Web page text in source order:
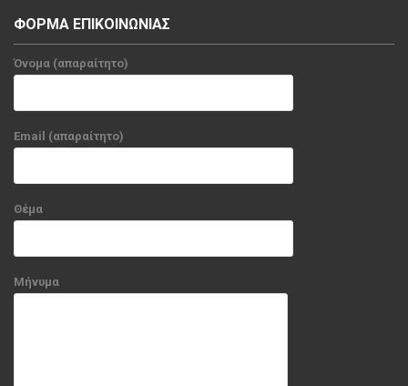
ΦΟΡΜΑ ΕΠΙΚΟΙΝΩΝΙΑΣ
Όνομα (απαραίτητο)
Email (απαραίτητο)
Θέμα
Μήνυμα